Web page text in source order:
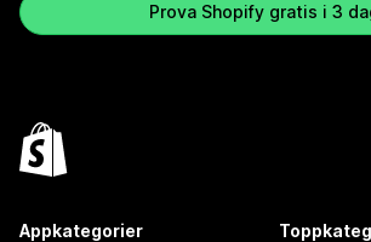
Prova Shopify gratis i 3
Appkategorier